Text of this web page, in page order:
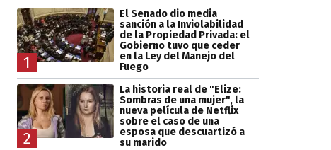
1
El Senado dio media
sanción a la Inviolabilidad
de la Propiedad Privada: el
Gobierno tuvo que ceder
en la Ley del Manejo del
Fuego
2
La historia real de "Elize:
Sombras de una mujer", la
nueva película de Netflix
sobre el caso de una
esposa que descuartizó a
su marido